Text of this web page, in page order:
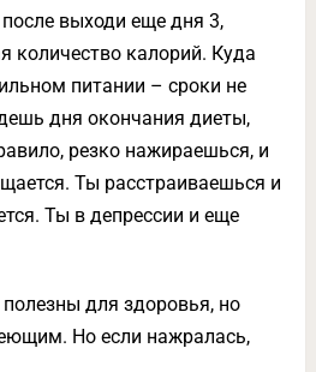
выходи еще дня 3,
количество калорий. Куда
питании – сроки не
дня окончания диеты,
резко нажираешься, и
Ты расстраиваешься и
Ты в депрессии и еще
для здоровья, но
Но если нажралась,